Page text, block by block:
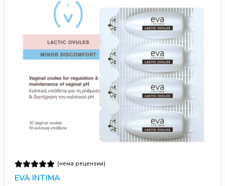
(нема рецензии)
EVA INTIMA